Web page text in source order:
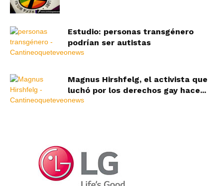
Estudio: personas transgénero
podrían ser autistas
Magnus Hirshfelg, el activista que
luchó por los derechos gay hace...